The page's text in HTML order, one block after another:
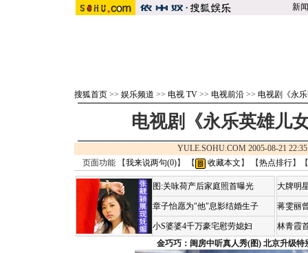
新闻
搜狐首页 >> 娱乐频道 >> 电视 TV >> 电视前沿 >> 电视剧《永
电视剧《永乐英雄儿
YULE.SOHU.COM 2005-08-21
页面功能 【我来说两句(0)】 【 收藏本文 】 【热点排行】【
图:关咏荷产后家庭照首曝光
章子怡愿为"他"息影结婚生子
小S婆婆4千万豪宅慰劳媳妇
大牌明
蒋雯丽
林青霞
金巧巧：闺房中听真人秀(图) 北京升级特